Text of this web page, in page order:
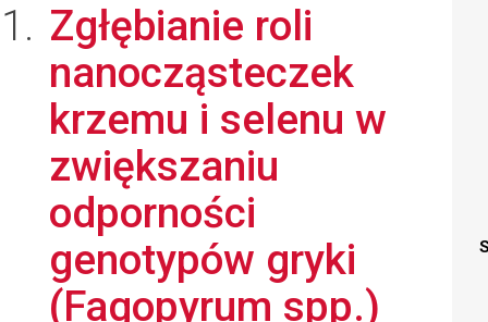
Zgłębianie roli
nanocząsteczek
krzemu i selenu w
zwiększaniu
odporności
genotypów gryki
(Fagopyrum spp.)